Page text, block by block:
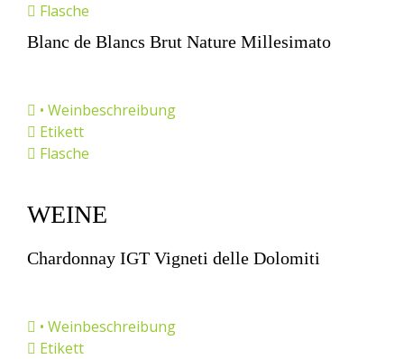
Flasche
Blanc de Blancs Brut Nature Millesimato
• Weinbeschreibung
Etikett
Flasche
WEINE
Chardonnay IGT Vigneti delle Dolomiti
• Weinbeschreibung
Etikett